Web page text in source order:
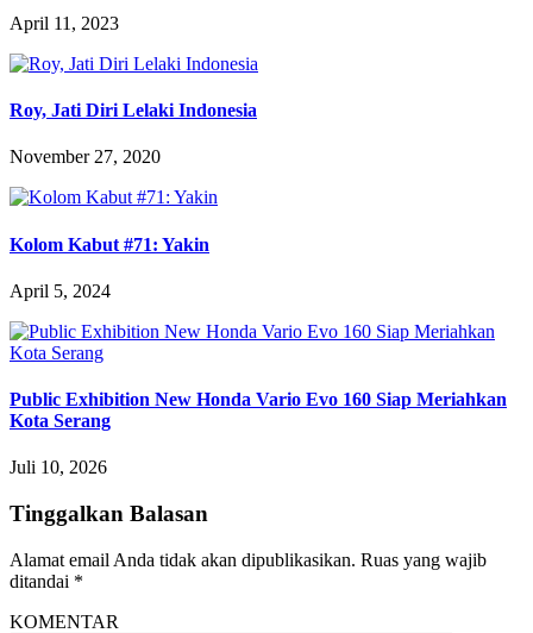
April 11, 2023
Roy, Jati Diri Lelaki Indonesia
November 27, 2020
Kolom Kabut #71: Yakin
April 5, 2024
Public Exhibition New Honda Vario Evo 160 Siap Meriahkan
Kota Serang
Juli 10, 2026
Tinggalkan Balasan
Alamat email Anda tidak akan dipublikasikan. Ruas yang wajib
ditandai *
KOMENTAR